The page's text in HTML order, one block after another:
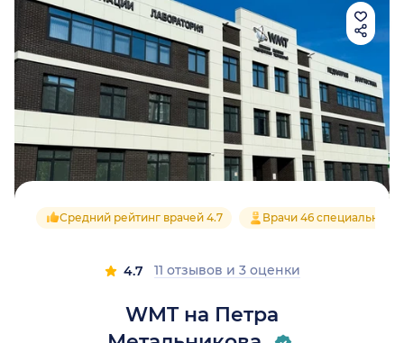
WMT на Петра
Средний рейтинг врачей 4.7 Врачи 46
4.7 11 отзывов и 3 оценки